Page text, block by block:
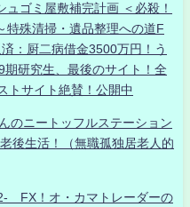
ゴミ屋敷補完計画 ＜必殺！
特殊清掃・遺品整理への道F
：厨二病借金3500万円！う
研究生、最後のサイト！全
トサイト絶賛！公開中
のニートッフルステーション
後生活！（無職孤独居老人的
FX！オ・カマトレーダーの